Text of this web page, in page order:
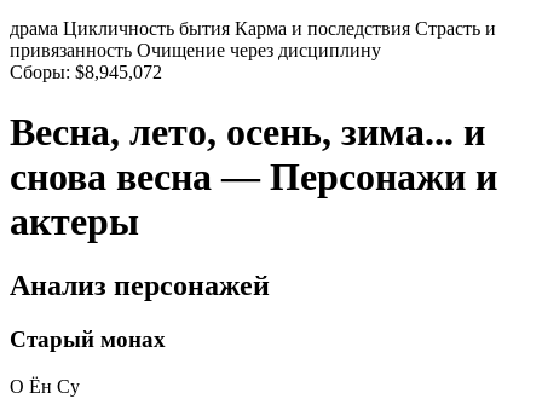
драма Цикличность бытия Карма и последствия Страсть и
привязанность Очищение через дисциплину
Сборы: $8,945,072
Весна, лето, осень, зима... и
снова весна — Персонажи и
актеры
Анализ персонажей
Старый монах
О Ён Су